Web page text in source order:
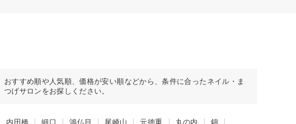
おすすめ順や人気順、価格が安い順などから、条件に合ったネイル・ま
つげサロンをお探しください。
内田橋 細口 鴻仏目 尾崎山 元徳重 丸の内
錦